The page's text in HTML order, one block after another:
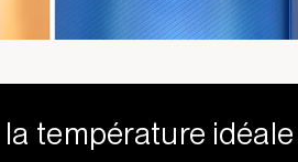
température idéale